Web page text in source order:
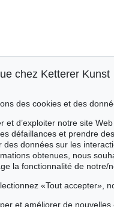
chez Ketterer Kunst
des cookies et des
et d’exploiter notre site
défaillances et prendre
des données sur les
obtenues, nous
la fonctionnalité de notre/
«Tout accepter»,
et améliorer de nouvelles